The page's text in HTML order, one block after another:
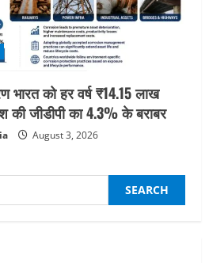
भारत को हर वर्ष ₹14.15 लाख
जीडीपी का 4.3% के बराबर
August 3, 2026